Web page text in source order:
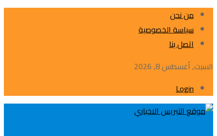
من نحن
سياسة الخصوصية
اتصل بنا
السبت, أغسطس 8, 2026
Login